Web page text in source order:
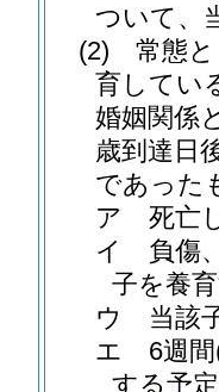
ついて、
(2)
常態
育してい
婚姻関係
歳到達日
であった
ア
死亡
イ
負傷
子を養
ウ
当該
エ
6週間
する予